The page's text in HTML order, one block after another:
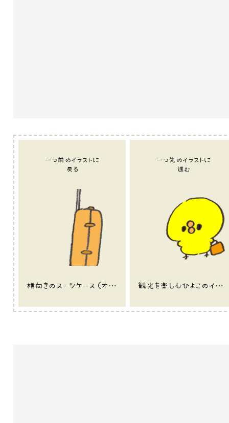
一つ前のイラストに
戻る
横向きのスーツケース（オレンジ）のイラスト
一つ先のイラストに
進む
観光を楽しむひよこのイラスト